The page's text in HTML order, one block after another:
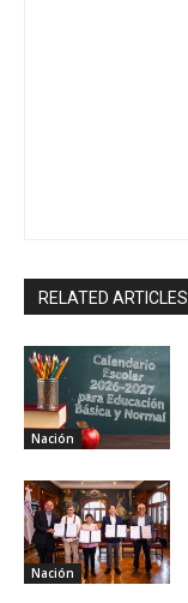
RELATED ARTICLES
Nación
Nación